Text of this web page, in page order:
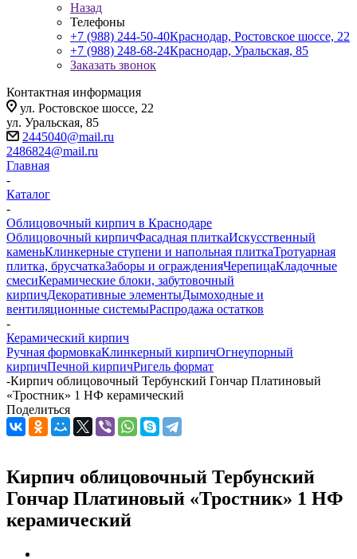
Назад
Телефоны
+7 (988) 244-50-40Краснодар, Ростовское шоссе, 22
+7 (988) 248-68-24Краснодар, Уральская, 85
Заказать звонок
Контактная информация
ул. Ростовское шоссе, 22
ул. Уральская, 85
2445040@mail.ru
2486824@mail.ru
Главная
-
Каталог
-
Облицовочный кирпич в Краснодаре
Облицовочный кирпичФасадная плиткаИскусственный
каменьКлинкерные ступени и напольная плиткаТротуарная
плитка, брусчаткаЗаборы и огражденияЧерепицаКладочные
смесиКерамические блоки, забутовочный
кирпичДекоративные элементыДымоходные и
вентиляционные системыРаспродажа остатков
-
Керамический кирпич
Ручная формовкаКлинкерный кирпичОгнеупорный
кирпичПечной кирпичРигель формат
-Кирпич облицовочный Тербунский Гончар Платиновый
«Тростник» 1 НФ керамический
Поделиться
Кирпич облицовочный Тербунский
Гончар Платиновый «Тростник» 1 НФ
керамический